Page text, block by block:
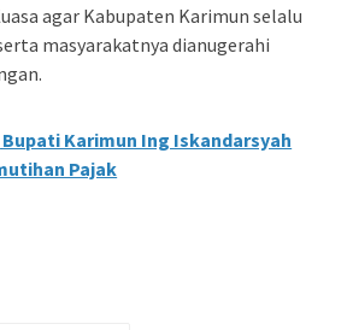
agar Kabupaten Karimun selalu
masyarakatnya dianugerahi
Karimun Ing Iskandarsyah
Pajak